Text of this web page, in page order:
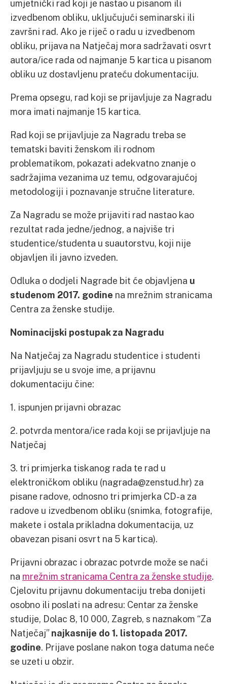
umjetnički rad koji je nastao u pisanom ili
izvedbenom obliku, uključujući seminarski ili
završni rad. Ako je riječ o radu u izvedbenom
obliku, prijava na Natječaj mora sadržavati osvrt
autora/ice rada od najmanje 5 kartica u pisanom
obliku uz dostavljenu prateću dokumentaciju.
Prema opsegu, rad koji se prijavljuje za Nagradu
mora imati najmanje 15 kartica.
Rad koji se prijavljuje za Nagradu treba se
tematski baviti ženskom ili rodnom
problematikom, pokazati adekvatno znanje o
sadržajima vezanima uz temu, odgovarajućoj
metodologiji i poznavanje stručne literature.
Za Nagradu se može prijaviti rad nastao kao
rezultat rada jedne/jednog, a najviše tri
studentice/studenta u suautorstvu, koji nije
objavljen ili javno izveden.
Odluka o dodjeli Nagrade bit će objavljena u
studenom 2017. godine na mrežnim stranicama
Centra za ženske studije.
Nominacijski postupak za Nagradu
Na Natječaj za Nagradu studentice i studenti
prijavljuju se u svoje ime, a prijavnu
dokumentaciju čine:
1. ispunjen prijavni obrazac
2. potvrda mentora/ice rada koji se prijavljuje na
Natječaj
3. tri primjerka tiskanog rada te rad u
elektroničkom obliku (nagrada@zenstud.hr) za
pisane radove, odnosno tri primjerka CD-a za
radove u izvedbenom obliku (snimka, fotografije,
makete i ostala prikladna dokumentacija, uz
obavezan pisani osvrt na 5 kartica).
Prijavni obrazac i obrazac potvrde može se naći
na mrežnim stranicama Centra za ženske studije.
Cjelovitu prijavnu dokumentaciju treba donijeti
osobno ili poslati na adresu: Centar za ženske
studije, Dolac 8, 10 000, Zagreb, s naznakom “Za
Natječaj” najkasnije do 1. listopada 2017.
godine. Prijave poslane nakon toga datuma neće
se uzeti u obzir.